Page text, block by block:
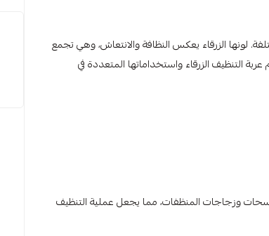
لونها الزرقاء يعكس النظافة والانتعاش، وهي تجمع
التنظيف الزرقاء واستخداماتها المتعددة في
وزجاجات المنظفات، مما يجعل عملية التنظيف